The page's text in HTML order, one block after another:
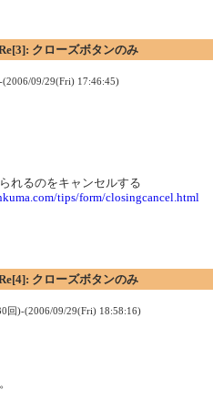
クローズボタンのみ
09/29(Fri) 17:46:45)
れるのをキャンセルする
tips/form/closingcancel.html
クローズボタンのみ
回)-(2006/09/29(Fri) 18:58:16)